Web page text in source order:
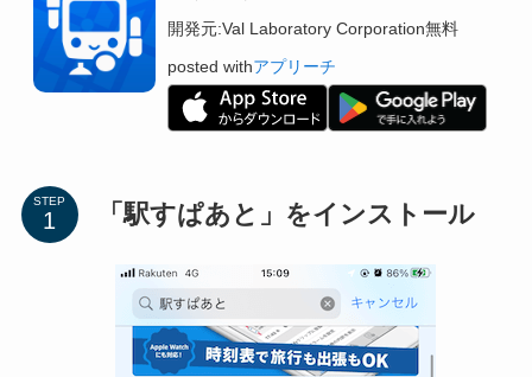
開発元:Val Laboratory Corporation無料
posted withアプリーチ
STEP 「駅すぱあと」をインストール